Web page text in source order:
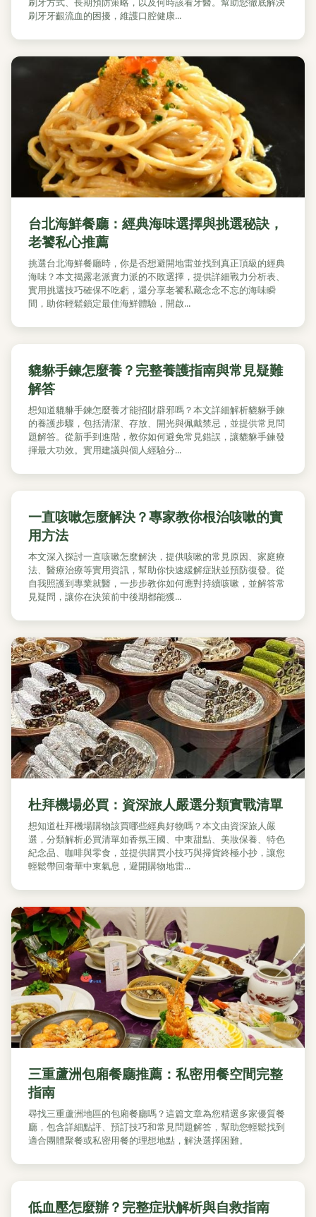
刷牙牙齦流血的困擾，維護口腔健康...
台北海鮮餐廳：經典海味選擇與挑選秘訣，
老饕私心推薦
挑選台北海鮮餐廳時，你是否想避開地雷並找到真正頂級的經典
海味？本文揭露老派實力派的不敗選擇，提供詳細戰力分析表、
實用挑選技巧確保不吃虧，還分享老饕私藏念念不忘的海味瞬
間，助你輕鬆鎖定最佳海鮮體驗，開啟...
貔貅手鍊怎麼養？完整養護指南與常見疑難
解答
想知道貔貅手鍊怎麼養才能招財辟邪嗎？本文詳細解析貔貅手鍊
的養護步驟，包括清潔、存放、開光與佩戴禁忌，並提供常見問
題解答。從新手到進階，教你如何避免常見錯誤，讓貔貅手鍊發
揮最大功效。實用建議與個人經驗分...
一直咳嗽怎麼解決？專家教你根治咳嗽的實
用方法
本文深入探討一直咳嗽怎麼解決，提供咳嗽的常見原因、家庭療
法、醫療治療等實用資訊，幫助你快速緩解症狀並預防復發。從
自我照護到專業就醫，一步步教你如何應對持續咳嗽，並解答常
見疑問，讓你在決策前中後期都能獲...
杜拜機場必買：資深旅人嚴選分類實戰清單
想知道杜拜機場購物該買哪些經典好物嗎？本文由資深旅人嚴
選，分類解析必買清單如香氛王國、中東甜點、美妝保養、特色
紀念品、咖啡與零食，並提供購買小技巧與掃貨終極小抄，讓您
輕鬆帶回奢華中東氣息，避開購物地雷...
三重蘆洲包廂餐廳推薦：私密用餐空間完整
指南
尋找三重蘆洲地區的包廂餐廳嗎？這篇文章為您精選多家優質餐
廳，包含詳細點評、預訂技巧和常見問題解答，幫助您輕鬆找到
適合團體聚餐或私密用餐的理想地點，解決選擇困難。
低血壓怎麼辦？完整症狀解析與自救指南